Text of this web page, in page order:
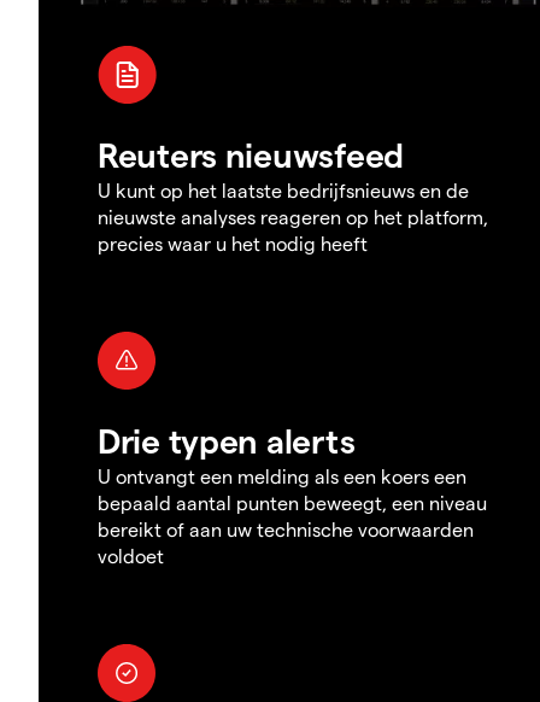
Reuters nieuwsfeed
U kunt op het laatste bedrijfsnieuws en de
nieuwste analyses reageren op het platform,
precies waar u het nodig heeft
Drie typen alerts
U ontvangt een melding als een koers een
bepaald aantal punten beweegt, een niveau
bereikt of aan uw technische voorwaarden
voldoet